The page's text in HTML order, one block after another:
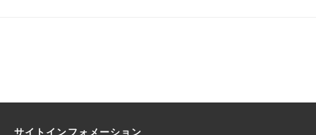
サイトインフォメーション